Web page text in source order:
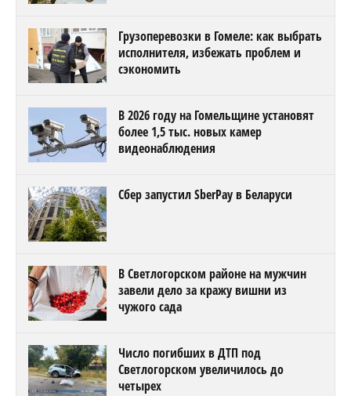
Грузоперевозки в Гомеле: как выбрать
исполнителя, избежать проблем и
сэкономить
В 2026 году на Гомельщине установят
более 1,5 тыс. новых камер
видеонаблюдения
Сбер запустил SberPay в Беларуси
В Светлогорском районе на мужчин
завели дело за кражу вишни из
чужого сада
Число погибших в ДТП под
Светлогорском увеличилось до
четырех